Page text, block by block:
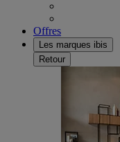
Offres
Les marques ibis
Retour